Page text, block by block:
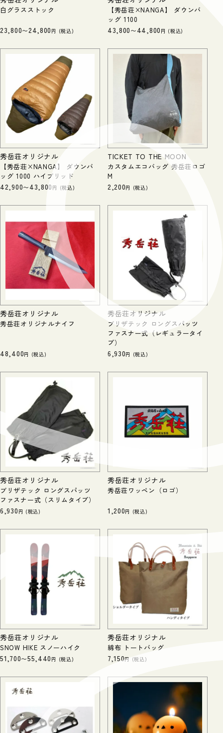
白グラスストック
23,800〜24,800 税込
【秀岳荘×NANGA】 ダウンバ
ッグ 1100
43,800〜44,800 税込
秀岳荘オリジナル
【秀岳荘×NANGA】 ダウンバ
ッグ 1000 ハイブリッド
42,900〜43,800 税込
TICKET TO THE MOON
カスタムエコバッグ 秀岳荘ロゴ
M
2,200 税込
秀岳荘オリジナル
秀岳荘オリジナルナイフ
48,400 税込
秀岳荘オリジナル
ブリザテック ロングスパッツ
ファスナー式（レギュラータイ
プ）
6,930 税込
秀岳荘オリジナル
ブリザテック ロングスパッツ
ファスナー式（スリムタイプ）
6,930 税込
秀岳荘オリジナル
秀岳荘ワッペン（ロゴ）
1,200 税込
秀岳荘オリジナル
SNOW HIKE スノーハイク
51,700〜55,440 税込
秀岳荘オリジナル
綿布 トートバッグ
7,150 税込